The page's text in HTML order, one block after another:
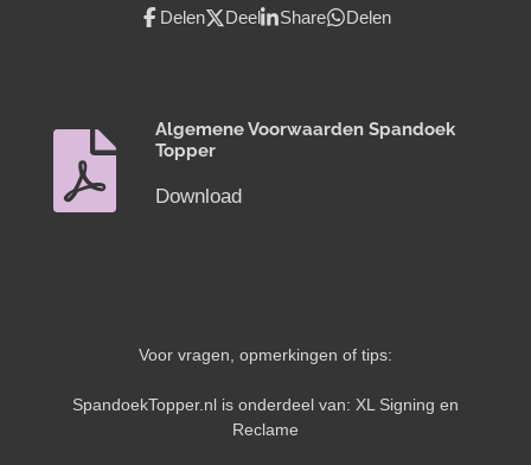
Delen Deel Share Delen
Algemene Voorwaarden Spandoek
Topper
Download
Voor vragen, opmerkingen of tips:
SpandoekTopper.nl is onderdeel van: XL Signing en
Reclame